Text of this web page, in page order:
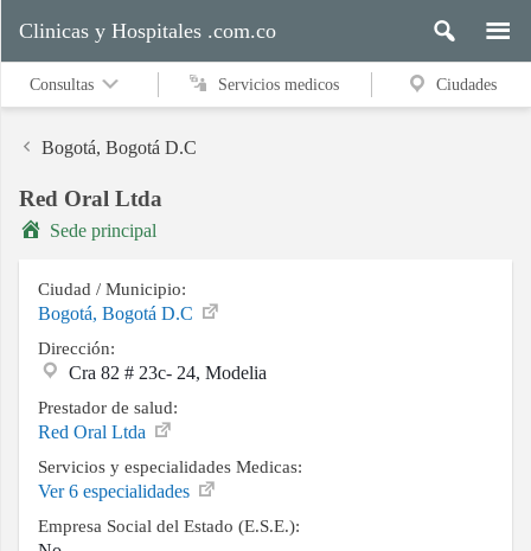
Servicios
medicos
Buscar
Contacto
Clinicas y Hospitales .com.co
Consultas Servicios medicos Ciudades
Bogotá, Bogotá D.C
Red Oral Ltda
Sede principal
Ciudad / Municipio:
Bogotá, Bogotá D.C
Dirección:
Cra 82 # 23c- 24, Modelia
Prestador de salud:
Red Oral Ltda
Servicios y especialidades Medicas:
Ver 6 especialidades
Empresa Social del Estado (E.S.E.):